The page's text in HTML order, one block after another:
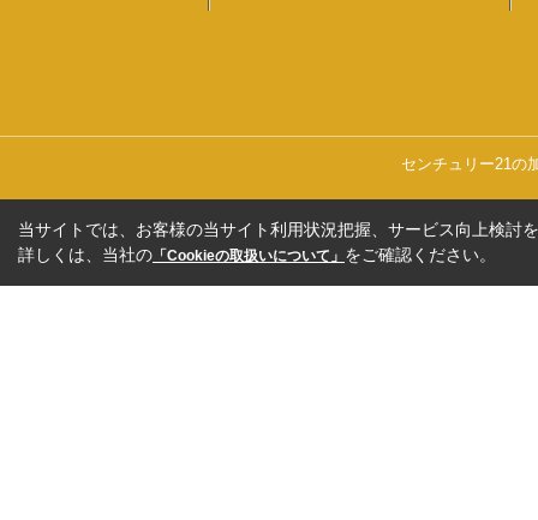
センチュリー21の
当サイトでは、お客様の当サイト利用状況把握、サービス向上検討
詳しくは、当社の 「Cookieの取扱いについて」 をご確認ください。